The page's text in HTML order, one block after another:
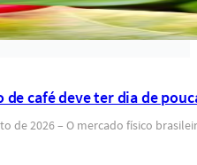
café deve ter dia de
de 2026 – O mercado físico